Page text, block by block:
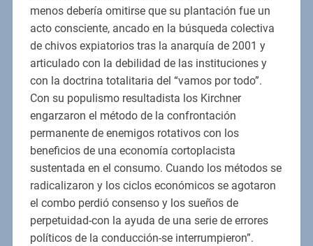
menos debería omitirse que su plantación fue un
acto consciente, ancado en la búsqueda colectiva
de chivos expiatorios tras la anarquía de 2001 y
articulado con la debilidad de las instituciones y
con la doctrina totalitaria del “vamos por todo”.
Con su populismo resultadista los Kirchner
engarzaron el método de la confrontación
permanente de enemigos rotativos con los
beneficios de una economía cortoplacista
sustentada en el consumo. Cuando los métodos se
radicalizaron y los ciclos económicos se agotaron
el combo perdió consenso y los sueños de
perpetuidad-con la ayuda de una serie de errores
políticos de la conducción-se interrumpieron”.